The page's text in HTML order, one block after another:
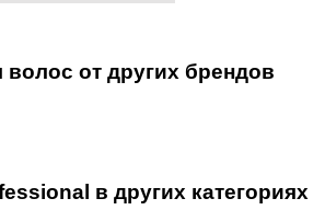
от других брендов
в других категориях